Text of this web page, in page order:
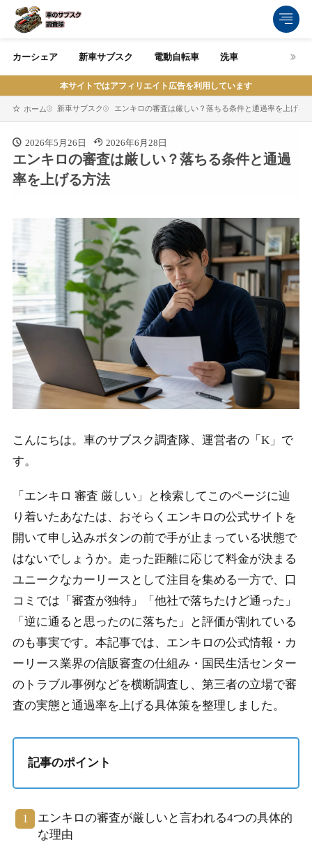
カーシェア 新車サブスク 電動自転車 洗車
本サイトではアフィリエイト広告を利用しています
ホーム 新車サブスク エンキロの審査は厳しい？落ちる条件と通過率を上げる
2026年5月26日 2026年6月28日
エンキロの審査は厳しい？落ちる条件と通過
率を上げる方法
こんにちは。車のサブスク調査隊、運営者の「K」で
す。
「エンキロ 審査 厳しい」と検索してこのページに辿
り着いたあなたは、おそらくエンキロの公式サイトを
開いて申し込みボタンの前で手が止まっている状態で
はないでしょうか。走った距離に応じて料金が決まる
ユニークなカーリースとして注目を集める一方で、口
コミでは「審査が独特」「他社で落ちたけど通った」
「逆に通ると思ったのに落ちた」と評価が割れている
のも事実です。本記事では、エンキロの公式情報・カ
ーリース業界の信販審査の仕組み・国民生活センター
のトラブル事例などを横断調査し、第三者の立場で審
査の実態と通過率を上げる具体策を整理しました。
記事のポイント
エンキロの審査が厳しいと言われる4つの具体的
な理由